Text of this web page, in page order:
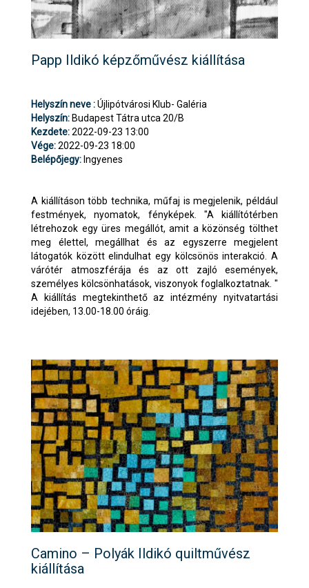
Papp Ildikó képzőművész kiállítása
Helyszín neve :Újlipótvárosi Klub- Galéria
Helyszín: Budapest Tátra utca 20/B
Kezdete:2022-09-23 13:00
Vége:2022-09-23 18:00
Belépőjegy: Ingyenes
A kiállításon több technika, műfaj is megjelenik, például
festmények, nyomatok, fényképek. "A kiállítótérben
létrehozok egy üres megállót, amit a közönség tölthet
meg élettel, megállhat és az egyszerre megjelent
látogatók között elindulhat egy kölcsönös interakció. A
várótér atmoszférája és az ott zajló események,
személyes kölcsönhatások, viszonyok foglalkoztatnak. "
A kiállítás megtekinthető az intézmény nyitvatartási
idejében, 13.00-18.00 óráig.
Camino – Polyák Ildikó quiltművész
kiállítása